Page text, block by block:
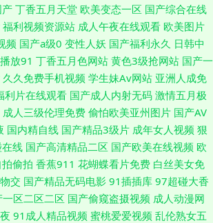
五月 午夜仑理 91社区网站 超碰男女 东京热淫成人专
在线a 无码天美麻豆 91原创视频在线 国产成人综合
天肏屄一网 91淫淫影院 国产美女A片 日本精品中文
人网站黑丝 蜜芽久久9com 香蕉视屏网站 黑人寄宿
逼网站三级 欧美专区一 三级国产日韩网址 91看片免
友福利导航 亚洲中文乱轮 国产91免 人妻tv 五月天肏
AV线上 欧美一区色网 少妇自卫喷水 91日本美女看
丁香五月天堂 欧美变态一区 国产综合在线
福利视频资源站 成人午夜在线观看 欧美图片
频 国产a级0 变性人妖 国产福利永久 日韩中
放91 丁香五月色网站 黄色3级抢网站 国产一
久久免费手机视频 学生妹Av网站 亚洲人成免
利片在线观看 国产成人内射无码 激情五月极
成人三级伦理免费 偷怕欧美亚州图片 国产AV
国内精自线 国产精品3级片 成年女人视频 狠
线 国产高清精品二区 国产欧美在线视频 欧
偷拍 香蕉911 花蝴蝶看片免费 白丝美女免
交 国产精品无码电影 91插插库 97超碰大香
一区二区二区 国产偷窥盗摄视频 成人动漫网
91成人精品视频 蜜桃爱爱视频 乱伦熟女五